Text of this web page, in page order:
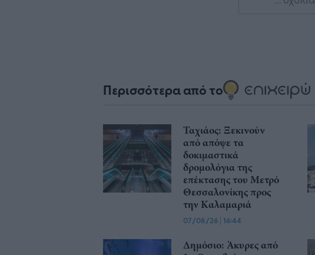
Περισσότερα από το
Ταχιάος: Ξεκινούν
από απόψε τα
δοκιμαστικά
δρομολόγια της
επέκτασης του Μετρό
Θεσσαλονίκης προς
την Καλαμαριά
07/08/26 | 16:44
Δημόσιο: Άκυρες από